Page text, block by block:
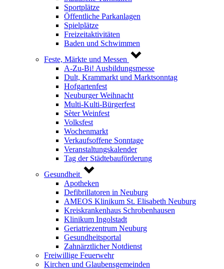
Sportplätze
Öffentliche Parkanlagen
Spielplätze
Freizeitaktivitäten
Baden und Schwimmen
Feste, Märkte und Messen
A-Zu-Bi! Ausbildungsmesse
Dult, Krammarkt und Marktsonntag
Hofgartenfest
Neuburger Weihnacht
Multi-Kulti-Bürgerfest
Sèter Weinfest
Volksfest
Wochenmarkt
Verkaufsoffene Sonntage
Veranstaltungskalender
Tag der Städtebauförderung
Gesundheit
Apotheken
Defibrillatoren in Neuburg
AMEOS Klinikum St. Elisabeth Neuburg
Kreiskrankenhaus Schrobenhausen
Klinikum Ingolstadt
Geriatriezentrum Neuburg
Gesundheitsportal
Zahnärztlicher Notdienst
Freiwillige Feuerwehr
Kirchen und Glaubensgemeinden